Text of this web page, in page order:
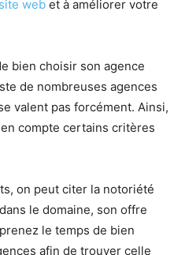
site web et à améliorer votre
bien choisir son agence
de nombreuses agences
valent pas forcément. Ainsi,
compte certains critères
on peut citer la notoriété
le domaine, son offre
le temps de bien
afin de trouver celle